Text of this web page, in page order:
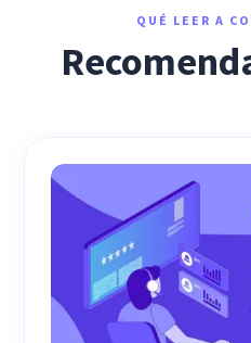
QUÉ LEER A